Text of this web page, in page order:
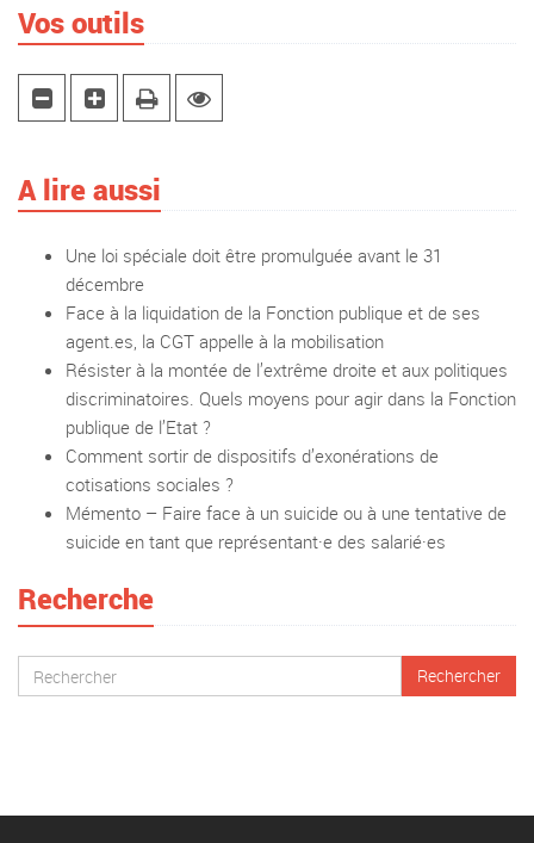
Vos outils
A lire aussi
Une loi spéciale doit être promulguée avant le 31
décembre
Face à la liquidation de la Fonction publique et de ses
agent.es, la CGT appelle à la mobilisation
Résister à la montée de l’extrême droite et aux politiques
discriminatoires. Quels moyens pour agir dans la Fonction
publique de l’Etat ?
Comment sortir de dispositifs d’exonérations de
cotisations sociales ?
Mémento – Faire face à un suicide ou à une tentative de
suicide en tant que représentant·e des salarié·es
Recherche